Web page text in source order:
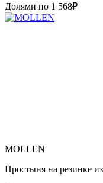
Долями по 1 568₽
MOLLEN
Простыня на резинке